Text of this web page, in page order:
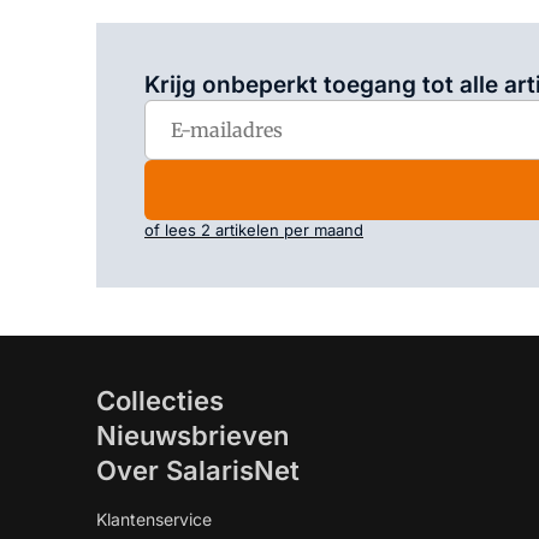
Krijg onbeperkt toegang tot alle
of lees 2 artikelen per maand
Collecties
Nieuwsbrieven
Over SalarisNet
Klantenservice